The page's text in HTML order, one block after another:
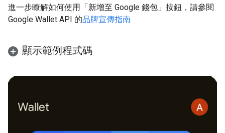
進一步瞭解如何使用「新增至 Google 錢包」按鈕，請參閱
Google Wallet API 的品牌宣傳指南
顯示範例程式碼